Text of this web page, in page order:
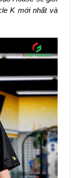
K mới nhất và